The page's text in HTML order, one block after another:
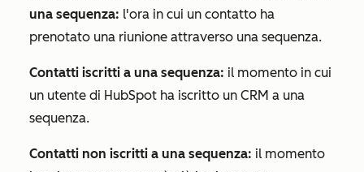
una sequenza: l'ora in cui un contatto ha
prenotato una riunione attraverso una sequenza.
Contatti iscritti a una sequenza: il momento in cui
un utente di HubSpot ha iscritto un CRM a una
sequenza.
Contatti non iscritti a una sequenza: il momento